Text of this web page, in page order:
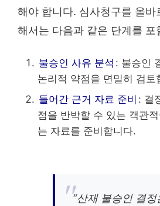
해야 합니다. 심사청구를 올바
해서는 다음과 같은 단계를 포
불승인 사유 분석 : 불승인
논리적 약점을 면밀히 검토
들어간 근거 자료 준비 : 결
점을 반박할 수 있는 객관
는 자료를 준비합니다.
“산재 불승인 결정